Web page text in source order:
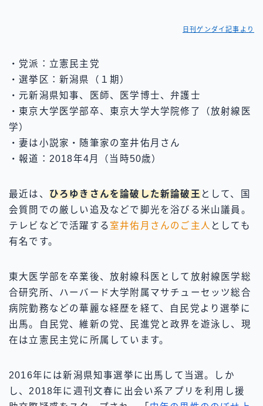
日刊ゲンダイ記事より
・党派：立憲民主党
・選挙区：新潟県（１期）
・元新潟県知事、医師、医学博士、弁護士
・東京大学医学部卒、東京大学大学院修了（放射線医
学）
・妻は小説家・随筆家の室井佑月さん
・報道：2018年4月（当時50歳）
最近は、 ひろゆきさんを論破した新論破王 として、国
会質問での厳しい追及などで脚光を浴びる米山議員。
テレビなどで活躍する 室井佑月さんのご主人 としても
有名です。
東大医学部を卒業後、放射線科医として放射線医学総
合研究所、ハーバード大学附属マサチューセッツ総合
病院勤務などの華麗な経歴を経て、自民党より選挙に
出馬。自民党、維新の党、民進党と政界を遊泳し、現
在は立憲民主党に所属しています。
2016年には新潟県知事選挙に出馬して当選。しか
し、2018年に週刊文春に出会い系アプリを利用し援